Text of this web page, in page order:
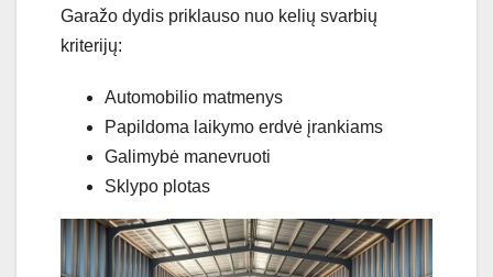
Garažo dydis priklauso nuo kelių svarbių
kriterijų:
Automobilio matmenys
Papildoma laikymo erdvė įrankiams
Galimybė manevruoti
Sklypo plotas